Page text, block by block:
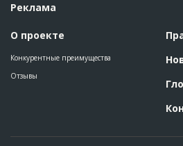
Реклама
О проекте
Конкурентные преимущества
Отзывы